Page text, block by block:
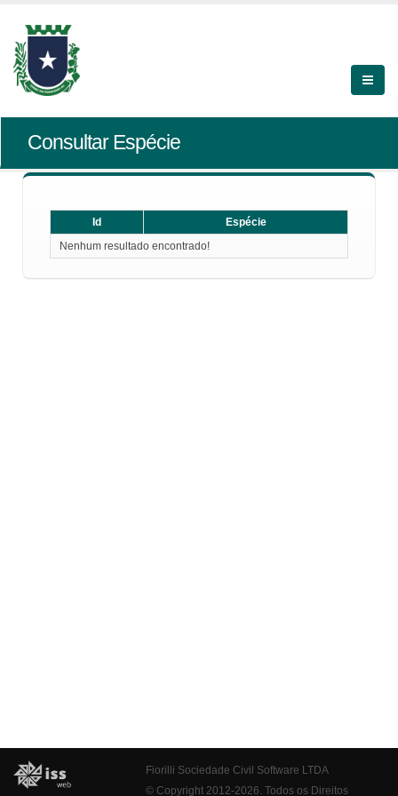
Consultar Espécie
Id
Espécie
Nenhum resultado encontrado!
Fiorilli Sociedade Civil Software LTDA
© Copyright 2012-2026. Todos os Direitos